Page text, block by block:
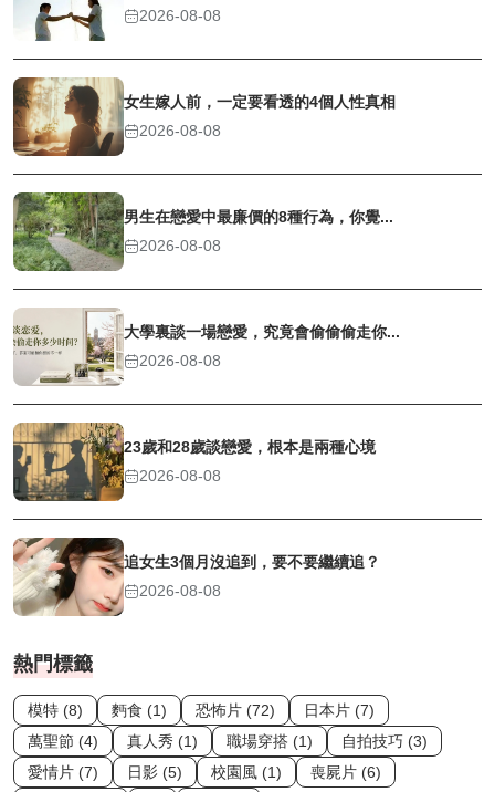
2026-08-08
女生嫁人前，一定要看透的4個人性真相
2026-08-08
男生在戀愛中最廉價的8種行為，你覺...
2026-08-08
大學裏談一場戀愛，究竟會偷偷偷走你...
2026-08-08
23歲和28歲談戀愛，根本是兩種心境
2026-08-08
追女生3個月沒追到，要不要繼續追？
2026-08-08
熱門標籤
模特 (8) 麪食 (1) 恐怖片 (72)
日本片 (7)
萬聖節 (4)
真人秀 (1) 職場穿搭 (1)
自拍技巧 (3)
愛情片 (7)
日影 (5) 校園風 (1)
喪屍片 (6)